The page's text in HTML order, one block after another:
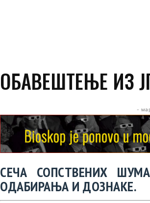
ОБАВЕШТЕЊЕ ИЗ
-
СЕЧА СОПСТВЕНИХ
ОДАБИРАЊА И ДОЗНАКЕ.